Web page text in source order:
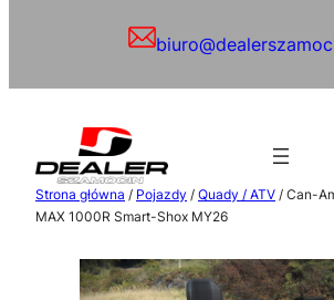
Strona główna / Pojazdy / Quady / ATV / Can-
MAX 1000R Smart-Shox MY26